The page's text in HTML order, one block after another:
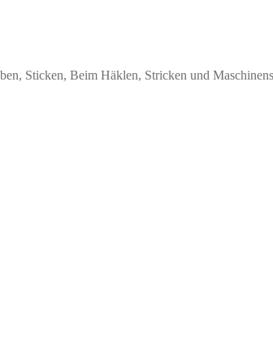
Sticken, Beim Häklen, Stricken und